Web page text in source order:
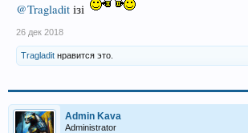
@Tragladit ізі
26 дек 2018
Tragladit нравится это.
Admin Kava
Administrator